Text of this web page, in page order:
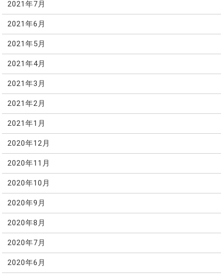
2021年7月
2021年6月
2021年5月
2021年4月
2021年3月
2021年2月
2021年1月
2020年12月
2020年11月
2020年10月
2020年9月
2020年8月
2020年7月
2020年6月